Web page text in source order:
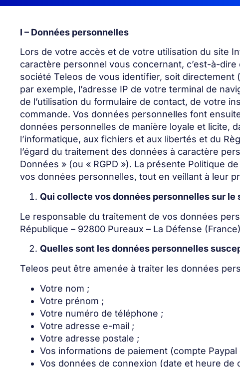
I – Données personnelles
Lors de votre accès et de votre utilisation du site
caractère personnel vous concernant, c’est-à-
société Teleos de vous identifier, soit
par exemple, l’adresse IP de votre terminal de
de l’utilisation du formulaire de contact, de votre
commande. Vos données personnelles font
données personnelles de manière loyale et licite,
l’informatique, aux fichiers et aux libertés et du
l’égard du traitement des données à caractère
Données » (ou « RGPD »). La présente Politique
vos données personnelles, tout en veillant à leur
Qui collecte vos données personnelles sur le
Le responsable du traitement de vos données
République – 92800 Pureaux – La Défense
Quelles sont les données personnelles
Teleos peut être amenée à traiter les données
Votre nom ;
Votre prénom ;
Votre numéro de téléphone ;
Votre adresse e-mail ;
Votre adresse postale ;
Vos informations de paiement (compte
Vos données de connexion (date et heure de